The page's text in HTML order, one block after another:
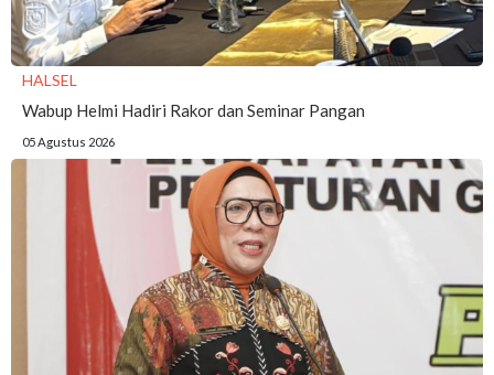
HALSEL
Wabup Helmi Hadiri Rakor dan Seminar Pangan
05 Agustus 2026